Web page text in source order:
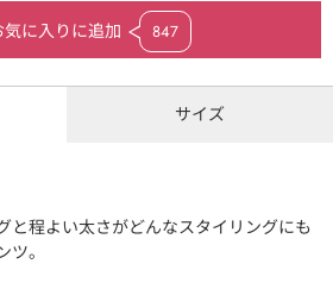
気に入りに追加 847
サイズ
と程よい太さがどんなスタイリングにも
。